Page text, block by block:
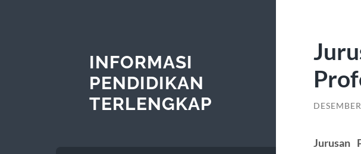
INFORMASI
PENDIDIKAN
TERLENGKAP
Jurusan